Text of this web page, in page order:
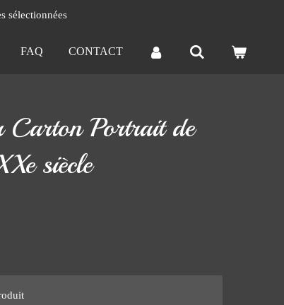
sélectionnées
FAQ CONTACT
Carton Portrait de
siècle